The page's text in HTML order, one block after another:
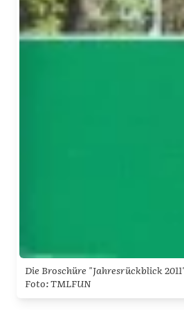
Die Broschüre "Jahresrückblick
Foto: TMLFUN